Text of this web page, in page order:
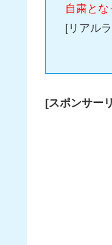
自粛とな
[リアル
[スポンサー